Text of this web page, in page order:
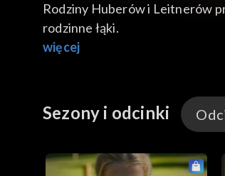
Rodziny Huberów i Leitnerów
rodzinne łąki.
więcej
Sezony i odcinki